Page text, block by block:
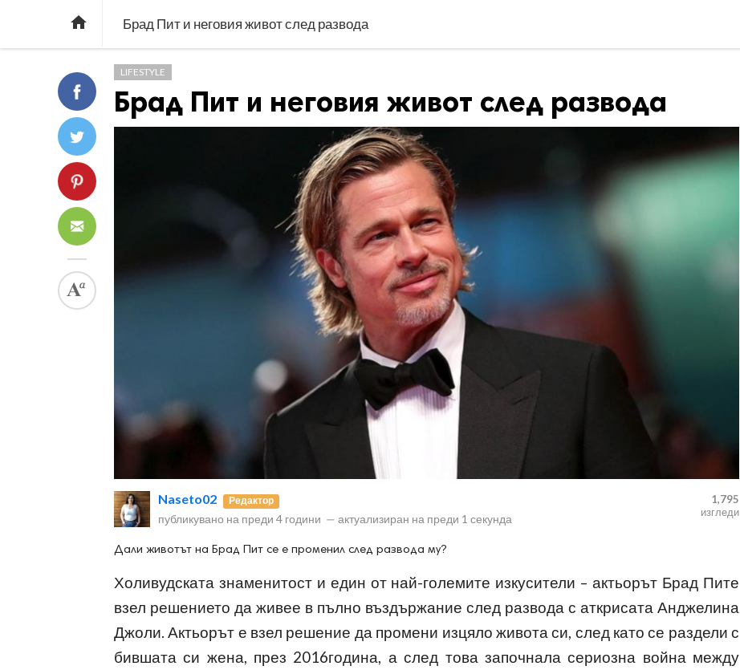
 Брад Пит и неговия живот след развода
LIFESTYLE
Брад Пит и неговия живот след развода
Naseto02 Редактор
публикувано на преди 4 години — актуализиран на преди 1 секунда
1,795
изгледи
Дали животът на Брад Пит се е променил след развода му?
Холивудската знаменитост и един от най-големите изкусители – актьорът Брад Пите
взел решението да живее в пълно въздържание след развода с аткрисата Анджелина
Джоли. Актьорът е взел решение да промени изцяло живота си, след като се раздели с
бившата си жена, през 2016година, а след това започнала сериозна война между